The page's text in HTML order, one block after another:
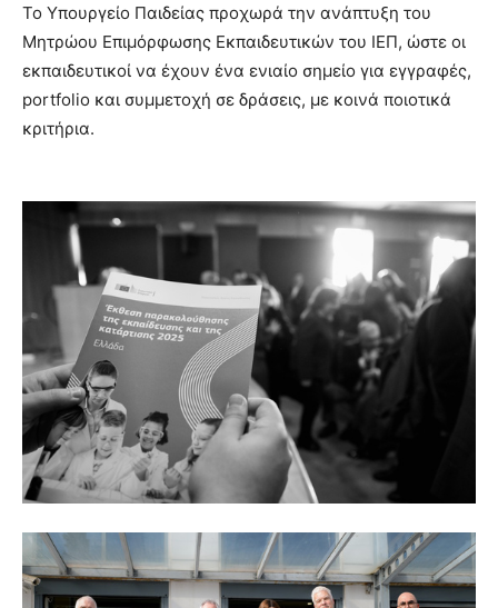
Το Υπουργείο Παιδείας προχωρά την ανάπτυξη του
Μητρώου Επιμόρφωσης Εκπαιδευτικών του ΙΕΠ, ώστε οι
εκπαιδευτικοί να έχουν ένα ενιαίο σημείο για εγγραφές,
portfolio και συμμετοχή σε δράσεις, με κοινά ποιοτικά
κριτήρια.